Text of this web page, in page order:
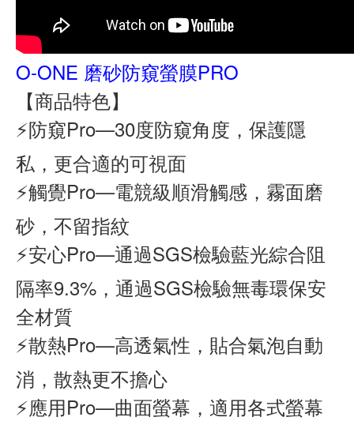
O-ONE 磨砂防窺螢膜PRO
【商品特色】
⚡防窺Pro—30度防窺角度，保護隱
私，更合適的可視面
⚡觸覺Pro—電競級順滑觸感，霧面磨
砂，不留指紋
⚡安心Pro—通過SGS檢驗藍光綜合阻
隔率9.3%，通過SGS檢驗無毒環保安
全材質
⚡散熱Pro—高透氣性，貼合氣泡自動
消，散熱更不擔心
⚡應用Pro—曲面螢幕，適用各式螢幕